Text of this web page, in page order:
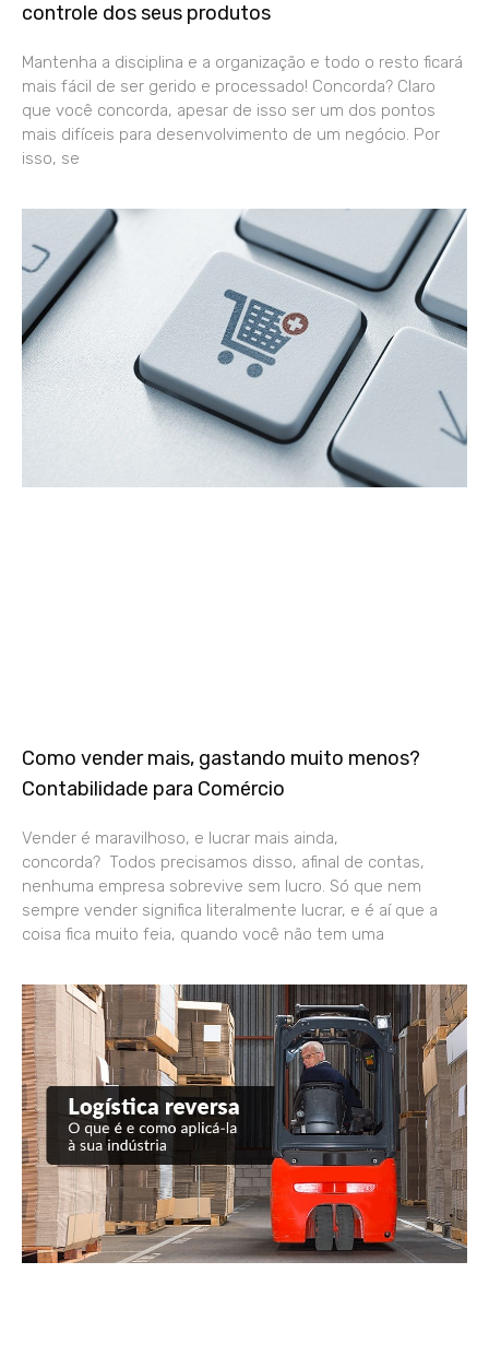
controle dos seus produtos
Mantenha a disciplina e a organização e todo o resto ficará
mais fácil de ser gerido e processado! Concorda? Claro
que você concorda, apesar de isso ser um dos pontos
mais difíceis para desenvolvimento de um negócio. Por
isso, se
Como vender mais, gastando muito menos?
Contabilidade para Comércio
Vender é maravilhoso, e lucrar mais ainda,
concorda? Todos precisamos disso, afinal de contas,
nenhuma empresa sobrevive sem lucro. Só que nem
sempre vender significa literalmente lucrar, e é aí que a
coisa fica muito feia, quando você não tem uma